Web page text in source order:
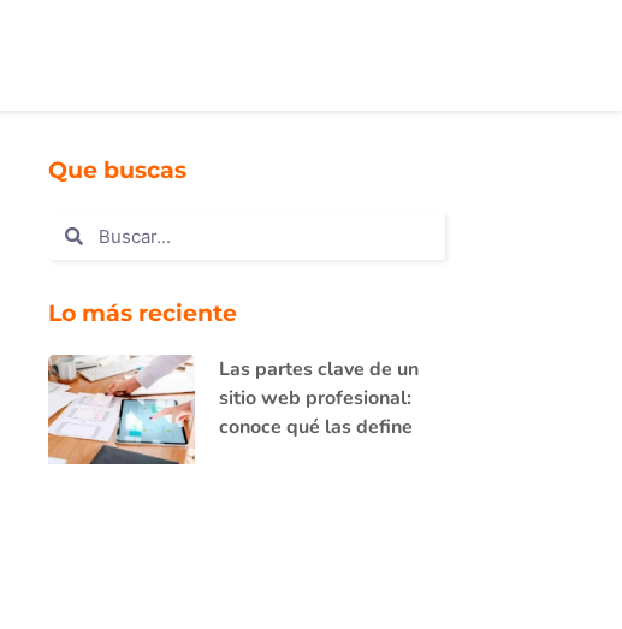
Que buscas
Lo más reciente
Las partes clave de un
sitio web profesional:
conoce qué las define